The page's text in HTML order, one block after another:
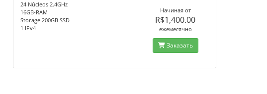
24 Núcleos 2.4GHz
16GB-RAM
Storage 200GB SSD
1 IPv4
Начиная от
R$1,400.00
ежемесячно
Заказать